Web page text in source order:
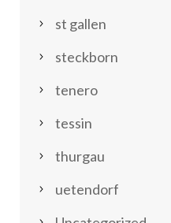
st gallen
steckborn
tenero
tessin
thurgau
uetendorf